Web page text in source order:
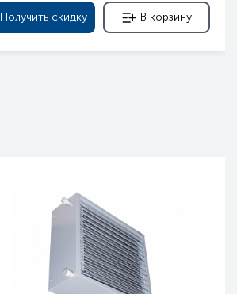
Получить скидку В корзину